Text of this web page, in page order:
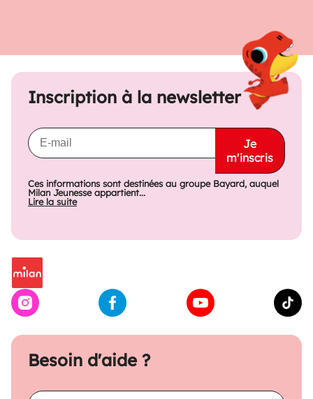
Besoin d'aide ?
Inscription à la newsletter
Je
m'inscris
Ces informations sont destinées au groupe Bayard, auquel
Milan Jeunesse appartient...
Lire la suite